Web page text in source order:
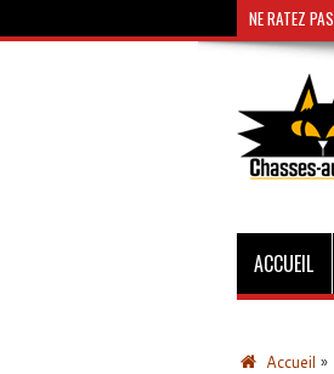
NE RATEZ PAS
ACCUEIL
Accueil »